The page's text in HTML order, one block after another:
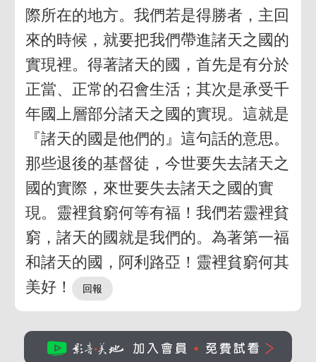
際所在的地方。我們若是得勝者，主回
來的時候，就要把我們帶進諸天之國的
實現裡。得著諸天的國，首先是有分於
正當、正常的召會生活；其次是承受千
年國上層部分諸天之國的實現。這就是
『諸天的國是他們的』這句話的意思。
那些退後的基督徒，今世要失去諸天之
國的實際，來世要失去諸天之國的實
現。靈裡貧窮何等有福！我們若靈裡貧
窮，諸天的國就是我們的。為著第一福
和諸天的國，阿利路亞！靈裡貧窮何其
美好！